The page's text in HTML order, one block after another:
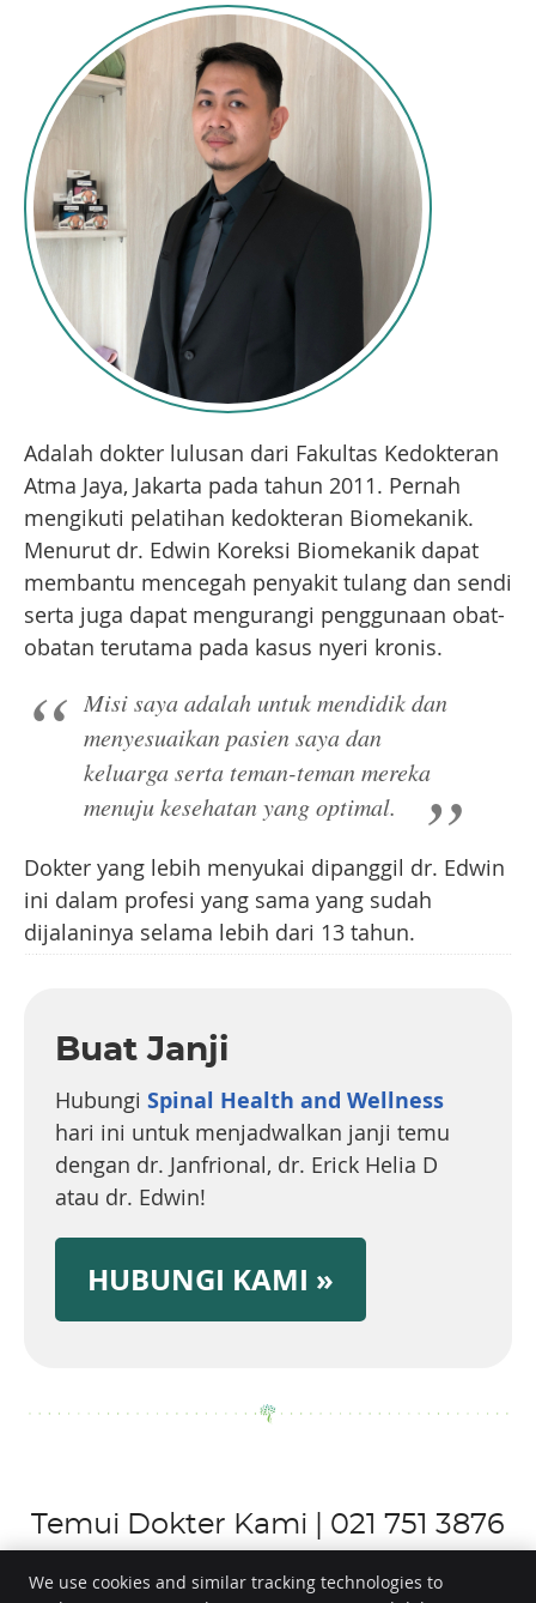
Adalah dokter lulusan dari Fakultas Kedokteran
Atma Jaya, Jakarta pada tahun 2011. Pernah
mengikuti pelatihan kedokteran Biomekanik.
Menurut dr. Edwin Koreksi Biomekanik dapat
membantu mencegah penyakit tulang dan sendi
serta juga dapat mengurangi penggunaan obat-
obatan terutama pada kasus nyeri kronis.
Misi saya adalah untuk mendidik dan
menyesuaikan pasien saya dan
keluarga serta teman-teman mereka
menuju kesehatan yang optimal.
Dokter yang lebih menyukai dipanggil dr. Edwin
ini dalam profesi yang sama yang sudah
dijalaninya selama lebih dari 13 tahun.
Buat Janji
Hubungi Spinal Health and Wellness
hari ini untuk menjadwalkan janji temu
dengan dr. Janfrional, dr. Erick Helia D
atau dr. Edwin!
HUBUNGI KAMI »
Temui Dokter Kami | 021 751 3876
We use cookies and similar tracking technologies to